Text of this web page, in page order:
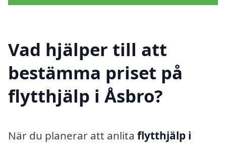
Vad hjälper till att
bestämma priset på
flytthjälp i Åsbro?
När du planerar att anlita flytthjälp i